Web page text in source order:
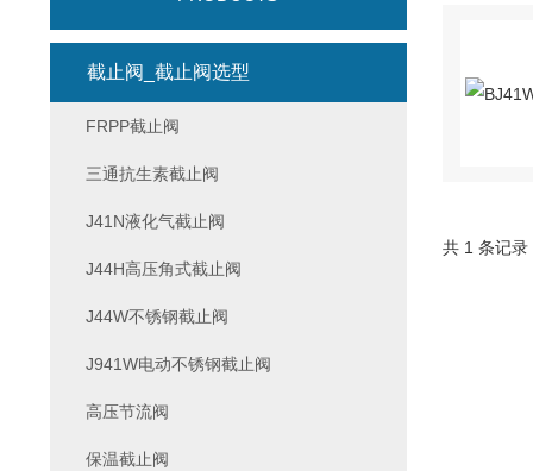
共 1 条记
截止阀_截止阀选型
FRPP截止阀
三通抗生素截止阀
J41N液化气截止阀
J44H高压角式截止阀
J44W不锈钢截止阀
J941W电动不锈钢截止阀
高压节流阀
保温截止阀